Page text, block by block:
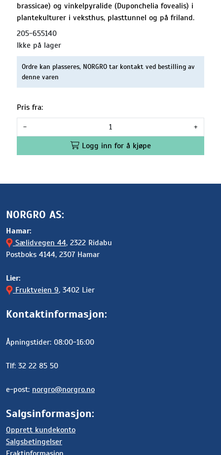
brassicae) og vinkelpyralide (Duponchelia fovealis) i
plantekulturer i veksthus, plasttunnel og på friland.
205-655140
Ikke på lager
Ordre kan plasseres, NORGRO tar kontakt ved bestilling av
denne varen
Pris fra:
-
+
Logg inn for å kjøpe
NORGRO AS:
Hamar:
Sælidvegen 44, 2322 Ridabu
Postboks 4144, 2307 Hamar
Lier:
Fruktveien 9, 3402 Lier
Kontaktinformasjon:
Åpningstider: 08:00-16:00
Tlf: 32 22 85 50
e-post: norgro@norgro.no
Salgsinformasjon:
Opprett kundekonto
Salgsbetingelser